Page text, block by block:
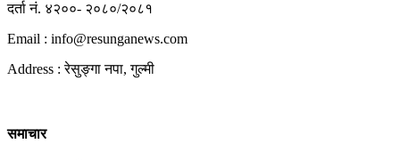
दर्ता नं. ४२००- २०८०/२०८१
Email : info@resunganews.com
Address : रेसुङ्गा नपा, गुल्मी
समाचार